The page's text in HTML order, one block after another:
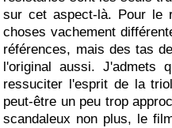
sur cet aspect-là. Pour le
choses vachement
références, mais des tas
l'original aussi. J'admets
ressuciter l'esprit de la
peut-être un peu trop
scandaleux non plus, le